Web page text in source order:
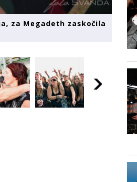
za Megadeth zaskočila